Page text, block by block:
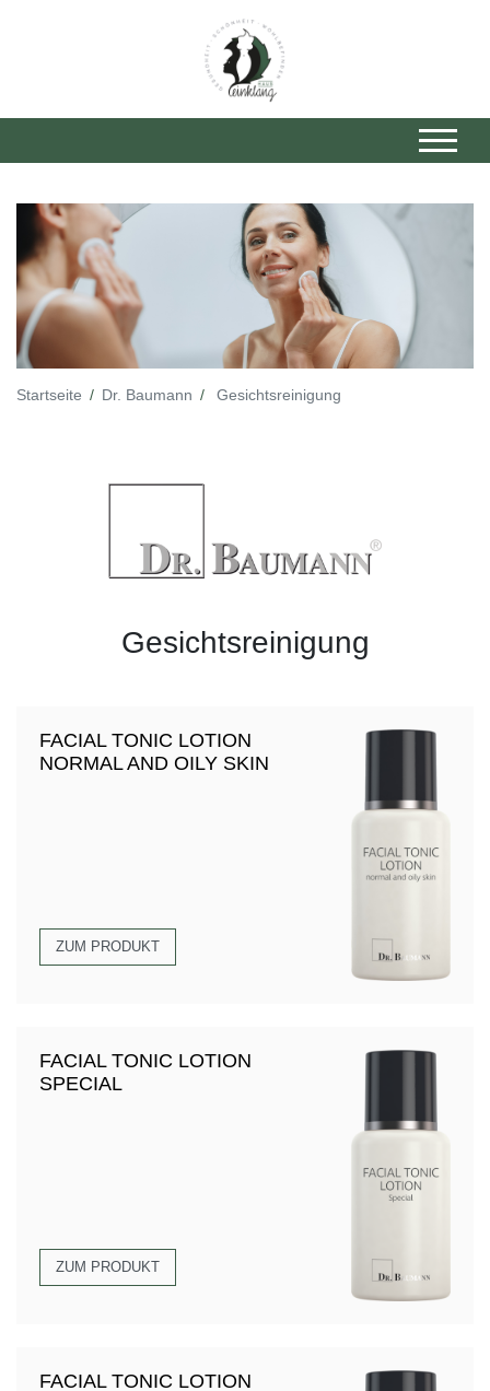
Startseite Dr. Baumann Gesichtsreinigung
Gesichtsreinigung
FACIAL TONIC LOTION
NORMAL AND OILY SKIN
ZUM PRODUKT
FACIAL TONIC LOTION
SPECIAL
ZUM PRODUKT
FACIAL TONIC LOTION